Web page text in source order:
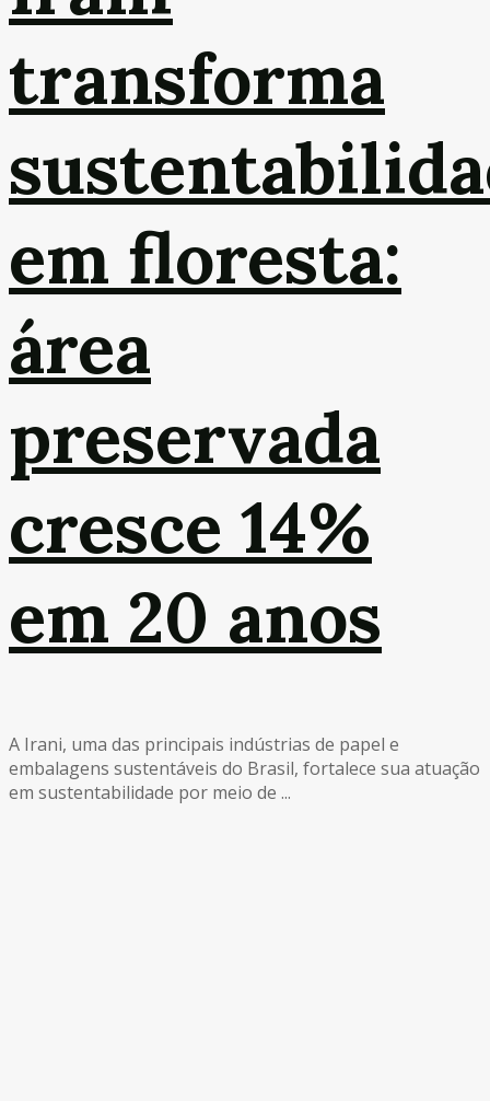
transforma
em floresta:
área
preservada
cresce 14%
em 20 anos
A Irani, uma das principais indústrias de papel e
embalagens sustentáveis do Brasil, fortalece sua atuação
em sustentabilidade por meio de ...